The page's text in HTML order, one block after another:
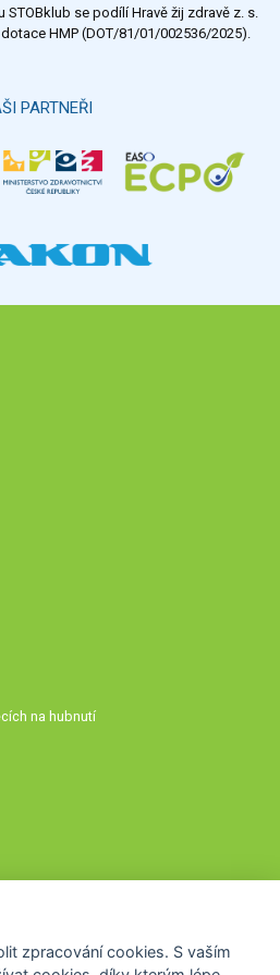
se podílí Hravě žij zdravě z. s.
HMP (DOT/81/01/002536/2025).
PARTNEŘI
na hubnutí
zpracování cookies. S vaším